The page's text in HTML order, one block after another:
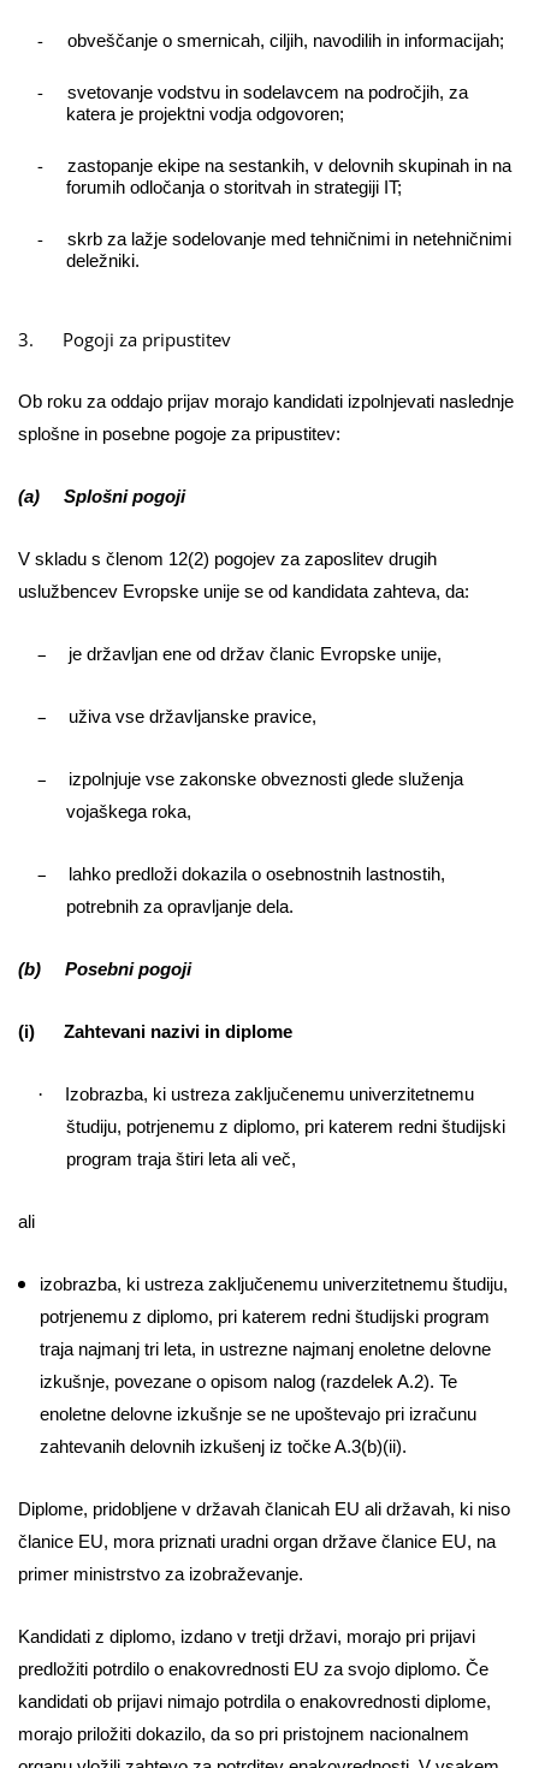
- obveščanje o smernicah, ciljih, navodilih in informacijah;
-
svetovanje vodstvu in sodelavcem na področjih, za
katera je projektni vodja odgovoren;
-
zastopanje ekipe na sestankih, v delovnih skupinah in na
forumih odločanja o storitvah in strategiji IT;
-
skrb za lažje sodelovanje med tehničnimi in netehničnimi
deležniki.
3. Pogoji za pripustitev
Ob roku za oddajo prijav morajo kandidati izpolnjevati naslednje
splošne in posebne pogoje za pripustitev:
(a) Splošni pogoji
V skladu s členom 12(2) pogojev za zaposlitev drugih
uslužbencev Evropske unije se od kandidata zahteva, da:
– je državljan ene od držav članic Evropske unije,
– uživa vse državljanske pravice,
–
izpolnjuje vse zakonske obveznosti glede služenja
vojaškega roka,
–
lahko predloži dokazila o osebnostnih lastnostih,
potrebnih za opravljanje dela.
(b) Posebni pogoji
(i) Zahtevani nazivi in diplome
·
Izobrazba, ki ustreza zaključenemu univerzitetnemu
študiju, potrjenemu z diplomo, pri katerem redni študijski
program traja štiri leta ali več,
ali
izobrazba, ki ustreza zaključenemu univerzitetnemu študiju,
potrjenemu z diplomo, pri katerem redni študijski program
traja najmanj tri leta, in ustrezne najmanj enoletne delovne
izkušnje, povezane o opisom nalog (razdelek A.2). Te
enoletne delovne izkušnje se ne upoštevajo pri izračunu
zahtevanih delovnih izkušenj iz točke A.3(b)(ii).
Diplome, pridobljene v državah članicah EU ali državah, ki niso
članice EU, mora priznati uradni organ države članice EU, na
primer ministrstvo za izobraževanje.
Kandidati z diplomo, izdano v tretji državi, morajo pri prijavi
predložiti potrdilo o enakovrednosti EU za svojo diplomo. Če
kandidati ob prijavi nimajo potrdila o enakovrednosti diplome,
morajo priložiti dokazilo, da so pri pristojnem nacionalnem